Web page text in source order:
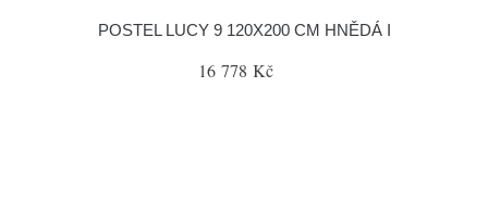
POSTEL LUCY 9 120X200 CM HNĚDÁ I
16 778 Kč